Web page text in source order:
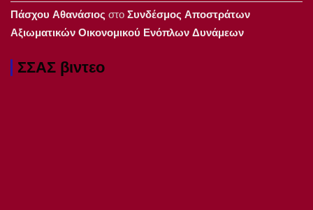
Πάσχου Αθανάσιος στοΣυνδέσμος Αποστράτων
Αξιωματικών Οικονομικού Ενόπλων Δυνάμεων
ΣΣΑΣ βιντεο